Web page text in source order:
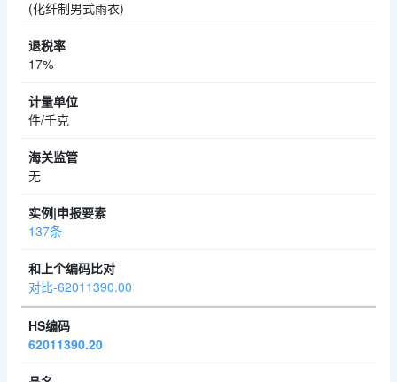
(化纤制男式雨衣)
17%
件/千克
无
137条
对比-62011390.00
62011390.20